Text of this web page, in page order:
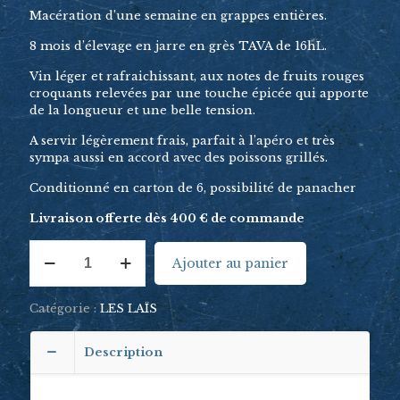
Macération d’une semaine en grappes entières.
8 mois d’élevage en jarre en grès TAVA de 16hL.
Vin léger et rafraichissant, aux notes de fruits rouges
croquants relevées par une touche épicée qui apporte
de la longueur et une belle tension.
A servir légèrement frais, parfait à l’apéro et très
sympa aussi en accord avec des poissons grillés.
Conditionné en carton de 6, possibilité de panacher
Livraison offerte dès 400 € de commande
Rouge
2025
Ajouter au panier
Catégorie : LES LAÏS
Description